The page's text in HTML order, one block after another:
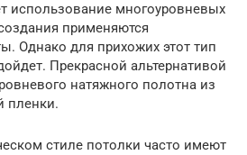
использование многоуровневых
применяются
Однако для прихожих этот тип
Прекрасной альтернативой
натяжного полотна из
пленки.
стиле потолки часто имеют